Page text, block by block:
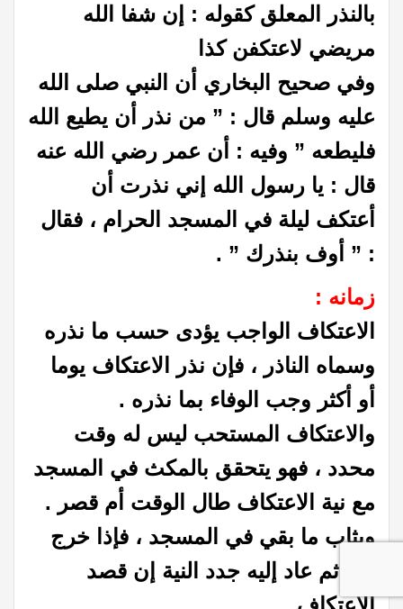
بالنذر المعلق كقوله : إن شفا الله
مريضي لاعتكفن كذا
وفي صحيح البخاري أن النبي صلى الله
عليه وسلم قال : ” من نذر أن يطيع الله
فليطعه ” وفيه : أن عمر رضي الله عنه
قال : يا رسول الله إني نذرت أن
أعتكف ليلة في المسجد الحرام ، فقال
: ” أوف بنذرك ” .
زمانه :
الاعتكاف الواجب يؤدى حسب ما نذره
وسماه الناذر ، فإن نذر الاعتكاف يوما
أو أكثر وجب الوفاء بما نذره .
والاعتكاف المستحب ليس له وقت
محدد ، فهو يتحقق بالمكث في المسجد
مع نية الاعتكاف طال الوقت أم قصر .
ويثاب ما بقي في المسجد ، فإذا خرج
منه ثم عاد إليه جدد النية إن قصد